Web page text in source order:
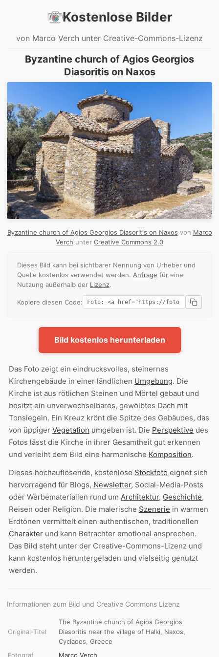
Kostenlose Bilder
von Marco Verch unter Creative-Commons-Lizenz
Byzantine church of Agios Georgios
Diasoritis on Naxos
Byzantine church of Agios Georgios Diasoritis on Naxos von Marco
Verch unter Creative Commons 2.0
Dieses Bild kann bei sichtbarer Nennung von Urheber und
Quelle kostenlos verwendet werden. Anfrage für eine
Nutzung außerhalb der Lizenz.
Kopiere diesen Code:
Bild kostenlos herunterladen
Das Foto zeigt ein eindrucksvolles, steinernes
Kirchengebäude in einer ländlichen Umgebung. Die
Kirche ist aus rötlichen Steinen und Mörtel gebaut und
besitzt ein unverwechselbares, gewölbtes Dach mit
Tonsiegeln. Ein Kreuz krönt die Spitze des Gebäudes, das
von üppiger Vegetation umgeben ist. Die Perspektive des
Fotos lässt die Kirche in ihrer Gesamtheit gut erkennen
und verleiht dem Bild eine harmonische Komposition.
Dieses hochauflösende, kostenlose Stockfoto eignet sich
hervorragend für Blogs, Newsletter, Social-Media-Posts
oder Werbematerialien rund um Architektur, Geschichte,
Reisen oder Religion. Die malerische Szenerie in warmen
Erdtönen vermittelt einen authentischen, traditionellen
Charakter und kann Betrachter emotional ansprechen.
Das Bild steht unter der Creative-Commons-Lizenz und
kann kostenlos heruntergeladen und vielseitig genutzt
werden.
Informationen zum Bild und Creative Commons Lizenz
Original-Titel
The Byzantine church of Agios Georgios
Diasoritis near the village of Halki, Naxos,
Cyclades, Greece
Fotograf
Marco Verch